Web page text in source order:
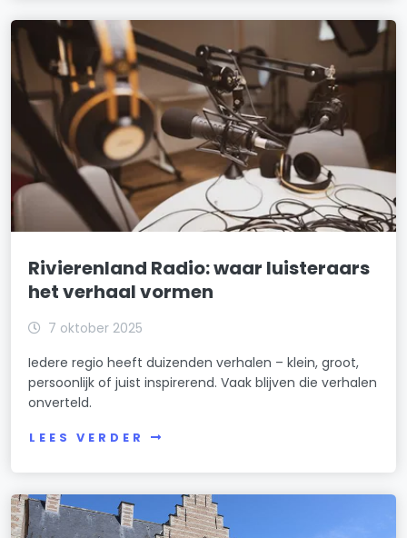
Rivierenland Radio: waar luisteraars
het verhaal vormen
7 oktober 2025
Iedere regio heeft duizenden verhalen – klein, groot,
persoonlijk of juist inspirerend. Vaak blijven die verhalen
onverteld.
LEES VERDER